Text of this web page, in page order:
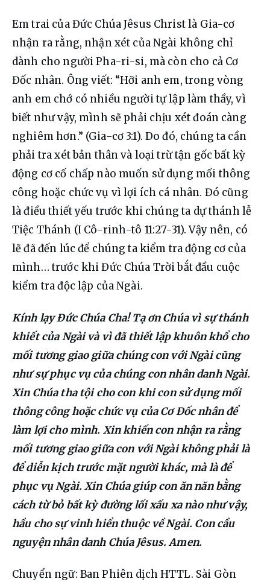
Em trai của Đức Chúa Jêsus Christ là Gia-cơ
nhận ra rằng, nhận xét của Ngài không chỉ
dành cho người Pha-ri-si, mà còn cho cả Cơ
Đốc nhân. Ông viết: “Hỡi anh em, trong vòng
anh em chớ có nhiều người tự lập làm thầy, vì
biết như vậy, mình sẽ phải chịu xét đoán càng
nghiêm hơn.” (Gia-cơ 3:1). Do đó, chúng ta cần
phải tra xét bản thân và loại trừ tận gốc bất kỳ
động cơ cố chấp nào muốn sử dụng mối thông
công hoặc chức vụ vì lợi ích cá nhân. Đó cũng
là điều thiết yếu trước khi chúng ta dự thánh lễ
Tiệc Thánh (I Cô-rinh-tô 11:27-31). Vậy nên, có
lẽ đã đến lúc để chúng ta kiểm tra động cơ của
mình… trước khi Đức Chúa Trời bắt đầu cuộc
kiểm tra độc lập của Ngài.
Kính lạy Đức Chúa Cha! Tạ ơn Chúa vì sự thánh
khiết của Ngài và vì đã thiết lập khuôn khổ cho
mối tương giao giữa chúng con với Ngài cũng
như sự phục vụ của chúng con nhân danh Ngài.
Xin Chúa tha tội cho con khi con sử dụng mối
thông công hoặc chức vụ của Cơ Đốc nhân để
làm lợi cho mình. Xin khiến con nhận ra rằng
mối tương giao giữa con với Ngài không phải là
để diễn kịch trước mặt người khác, mà là để
phục vụ Ngài. Xin Chúa giúp con ăn năn bằng
cách từ bỏ bất kỳ đường lối xấu xa nào như vậy,
hầu cho sự vinh hiển thuộc về Ngài. Con cầu
nguyện nhân danh Chúa Jêsus. Amen.
Chuyển ngữ: Ban Phiên dịch HTTL. Sài Gòn